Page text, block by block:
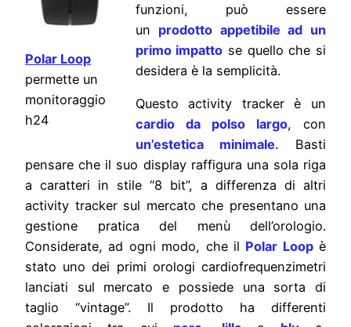
Polar Loop
permette un
monitoraggio
h24
funzioni, può essere
un prodotto appetibile ad un
primo impatto se quello che si
desidera è la semplicità.
Questo activity tracker è un
cardio da polso largo, con
un’estetica minimale. Basti
pensare che il suo display raffigura una sola riga
a caratteri in stile “8 bit”, a differenza di altri
activity tracker sul mercato che presentano una
gestione pratica del menù dell’orologio.
Considerate, ad ogni modo, che il Polar Loopè
stato uno dei primi orologi cardiofrequenzimetri
lanciati sul mercato e possiede una sorta di
taglio “vintage”. Il prodotto ha differenti